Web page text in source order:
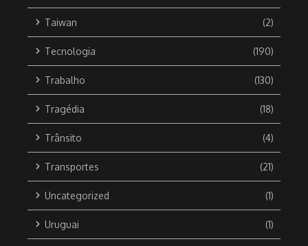
Taiwan (2)
Tecnologia (190)
Trabalho (130)
Tragédia (18)
Trânsito (4)
Transportes (21)
Uncategorized (1)
Uruguai (1)